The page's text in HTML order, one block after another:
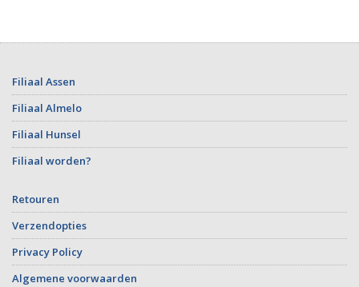
Filiaal Assen
Filiaal Almelo
Filiaal Hunsel
Filiaal worden?
Retouren
Verzendopties
Privacy Policy
Algemene voorwaarden